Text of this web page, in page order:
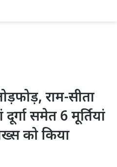
राम-सीता
समेत 6 मूर्तियां
को किया